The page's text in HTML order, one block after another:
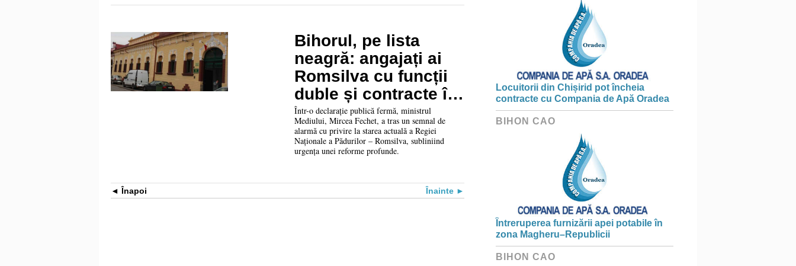
Bihorul, pe lista
neagră: angajați ai
Romsilva cu funcții
duble și contracte în
conflict de interese
Într-o declarație publică fermă, ministrul
Mediului, Mircea Fechet, a tras un semnal de
alarmă cu privire la starea actuală a Regiei
Naționale a Pădurilor – Romsilva, subliniind
urgența unei reforme profunde.
Înapoi Înainte
Locuitorii din Chișirid pot încheia
contracte cu Compania de Apă Oradea
BIHON CAO
Întreruperea furnizării apei potabile în
zona Magheru–Republicii
BIHON CAO